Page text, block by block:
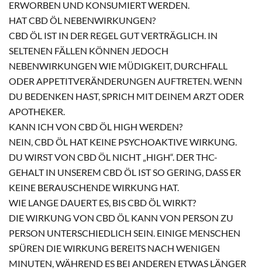
ERWORBEN UND KONSUMIERT WERDEN.
HAT CBD ÖL NEBENWIRKUNGEN?
CBD ÖL IST IN DER REGEL GUT VERTRÄGLICH. IN
SELTENEN FÄLLEN KÖNNEN JEDOCH
NEBENWIRKUNGEN WIE MÜDIGKEIT, DURCHFALL
ODER APPETITVERÄNDERUNGEN AUFTRETEN. WENN
DU BEDENKEN HAST, SPRICH MIT DEINEM ARZT ODER
APOTHEKER.
KANN ICH VON CBD ÖL HIGH WERDEN?
NEIN, CBD ÖL HAT KEINE PSYCHOAKTIVE WIRKUNG.
DU WIRST VON CBD ÖL NICHT „HIGH“. DER THC-
GEHALT IN UNSEREM CBD ÖL IST SO GERING, DASS ER
KEINE BERAUSCHENDE WIRKUNG HAT.
WIE LANGE DAUERT ES, BIS CBD ÖL WIRKT?
DIE WIRKUNG VON CBD ÖL KANN VON PERSON ZU
PERSON UNTERSCHIEDLICH SEIN. EINIGE MENSCHEN
SPÜREN DIE WIRKUNG BEREITS NACH WENIGEN
MINUTEN, WÄHREND ES BEI ANDEREN ETWAS LÄNGER